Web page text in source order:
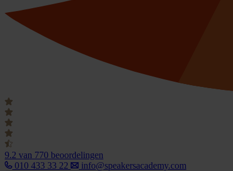
9.2 van 770 beoordelingen
010 433 33 22
info@speakersacademy.com